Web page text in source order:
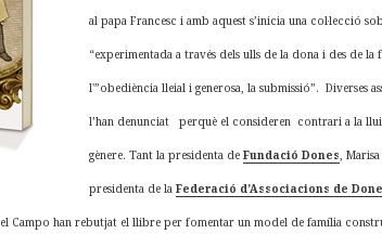
al papa Francesci amb aquest s’inicia una col·lecció
“experimentada a través dels ulls de la dona i des de la
l'”obediència lleial i generosa, la submissió”. Diverses
l’han denunciat perquè el consideren contrari a la
gènere. Tant la presidenta deFundació Dones,
presidenta de laFederació d’Associacions de
Campo han rebutjat el llibre per fomentar un model de família